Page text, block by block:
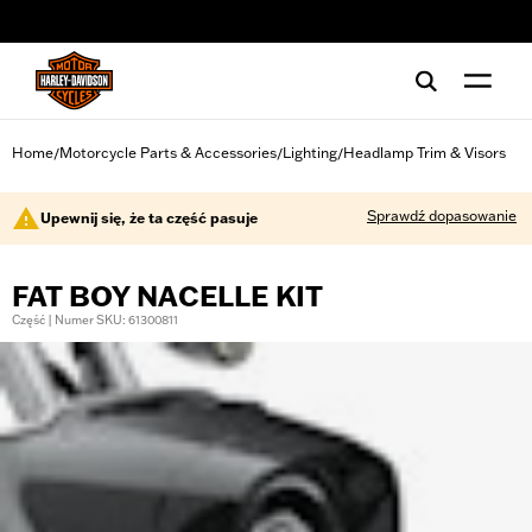
Home/Motorcycle Parts & Accessories/Lighting/Headlamp Trim & Visors
Upewnij się, że ta część pasuje Sprawdź dopasowanie
FAT BOY NACELLE KIT
Część | Numer SKU: 61300811